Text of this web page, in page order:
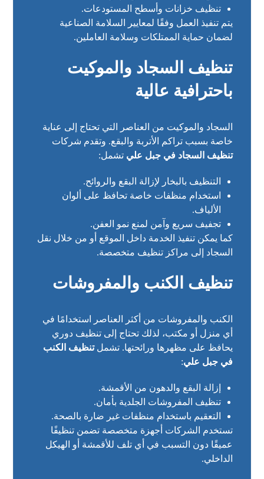
تنظيف خزانات وأسطح المستودعات.
يتم تنفيذ العمل وفقًا لمعايير السلامة الصناعية
لضمان حماية الممتلكات وسلامة العاملين.
تنظيف السجاد والموكيت
باحترافية عالية
السجاد والموكيت من العناصر التي تحتاج إلى عناية
خاصة بسبب تراكم الأتربة والبقع. وتقدم شركات
تنظيف السجاد في جبل علي تشمل:
التنظيف بالبخار لإزالة البقع والروائح.
استخدام منظفات خاصة تحافظ على ألوان
الألياف.
تجفيف سريع وآمن لمنع نمو العفن.
كما يمكن تنفيذ الخدمة داخل الموقع أو من خلال نقل
السجاد إلى مراكز تنظيف متخصصة.
تنظيف الكنب والمفروشات
الكنب والمفروشات من أكثر العناصر استخدامًا في
أي منزل أو مكتب، لذلك تحتاج إلى تنظيف دوري
يحافظ على مظهرها ورائحتها. تشملتنظيف الكنب
في جبل علي:
إزالة البقع والدهون من الأقمشة.
تنظيف المفروشات الجلدية بأمان.
التعقيم باستخدام منظفات غير ضارة بالصحة.
تستخدم الشركات أجهزة متخصصة تضمن تنظيفًا
عميقًا دون التسبب في أي تلف للأقمشة أو الهيكل
الداخلي.